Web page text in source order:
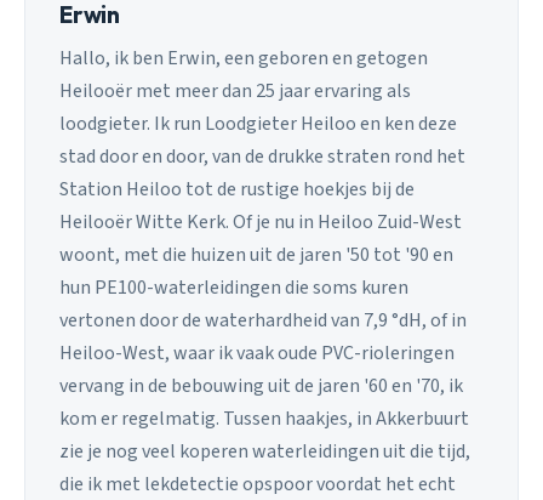
Erwin
Hallo, ik ben Erwin, een geboren en getogen
Heilooër met meer dan 25 jaar ervaring als
loodgieter. Ik run Loodgieter Heiloo en ken deze
stad door en door, van de drukke straten rond het
Station Heiloo tot de rustige hoekjes bij de
Heilooër Witte Kerk. Of je nu in Heiloo Zuid-West
woont, met die huizen uit de jaren '50 tot '90 en
hun PE100-waterleidingen die soms kuren
vertonen door de waterhardheid van 7,9 °dH, of in
Heiloo-West, waar ik vaak oude PVC-rioleringen
vervang in de bebouwing uit de jaren '60 en '70, ik
kom er regelmatig. Tussen haakjes, in Akkerbuurt
zie je nog veel koperen waterleidingen uit die tijd,
die ik met lekdetectie opspoor voordat het echt